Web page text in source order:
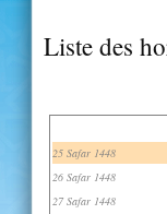
Liste des
25 Safar 1448
26 Safar 1448
27 Safar 1448